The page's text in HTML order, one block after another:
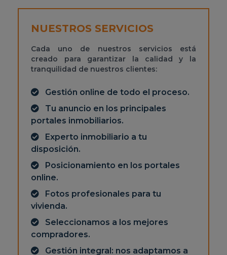
NUESTROS SERVICIOS
Cada uno de nuestros servicios está
creado para garantizar la calidad y la
tranquilidad de nuestros clientes:
Gestión online de todo el proceso.
Tu anuncio en los principales
portales inmobiliarios.
Experto inmobiliario a tu
disposición.
Posicionamiento en los portales
online.
Fotos profesionales para tu
vivienda.
Seleccionamos a los mejores
compradores.
Gestión integral: nos adaptamos a